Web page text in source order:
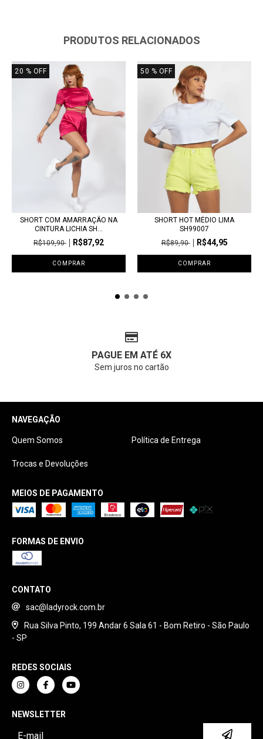
PRODUTOS RELACIONADOS
20 % OFF
SHORT COM AMARRAÇÃO NA
CINTURA LICHIA SH...
R$109,90
R$87,92
COMPRAR
50 % OFF
SHORT HOT MÉDIO LIMA
SH99007
R$89,90
R$44,95
COMPRAR
PAGUE EM ATÉ 6X
Sem juros no cartão
NAVEGAÇÃO
Quem Somos Política de Entrega
Trocas e Devoluções
MEIOS DE PAGAMENTO
FORMAS DE ENVIO
CONTATO
sac@ladyrock.com.br
Rua Silva Pinto, 199 Andar 6 Sala 61 - Bom Retiro - São Paulo
- SP
REDES SOCIAIS
NEWSLETTER